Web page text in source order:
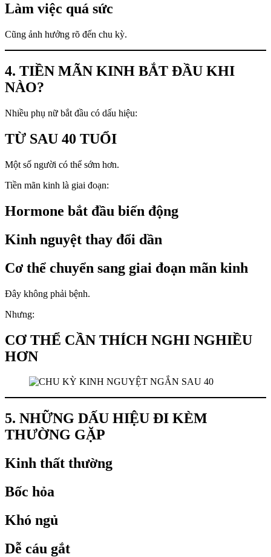
Làm việc quá sức
Cũng ảnh hưởng rõ đến chu kỳ.
4. TIỀN MÃN KINH BẮT ĐẦU KHI
NÀO?
Nhiều phụ nữ bắt đầu có dấu hiệu:
TỪ SAU 40 TUỔI
Một số người có thể sớm hơn.
Tiền mãn kinh là giai đoạn:
Hormone bắt đầu biến động
Kinh nguyệt thay đổi dần
Cơ thể chuyển sang giai đoạn mãn kinh
Đây không phải bệnh.
Nhưng:
CƠ THỂ CẦN THÍCH NGHI NGHIỀU
HƠN
5. NHỮNG DẤU HIỆU ĐI KÈM
THƯỜNG GẶP
Kinh thất thường
Bốc hỏa
Khó ngủ
Dễ cáu gắt